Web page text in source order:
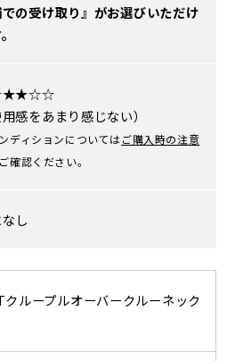
の受け取り』がお選びいただけ
用感をあまり感じない）
ディションについてはご購入時の注意
確認ください。
し
ループルオーバークルーネック